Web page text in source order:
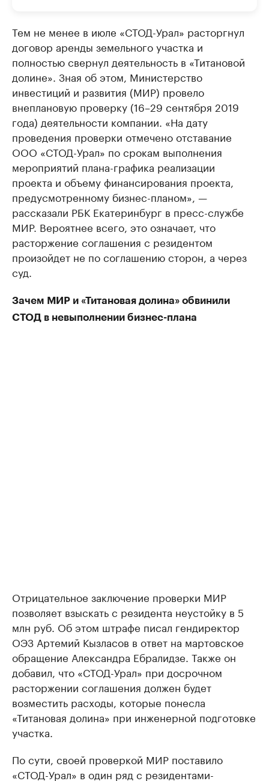
Тем не менее в июле «СТОД-Урал» расторгнул
договор аренды земельного участка и
полностью свернул деятельность в «Титановой
долине». Зная об этом, Министерство
инвестиций и развития (МИР) провело
внеплановую проверку (16–29 сентября 2019
года) деятельности компании. «На дату
проведения проверки отмечено отставание
ООО «СТОД-Урал» по срокам выполнения
мероприятий плана-графика реализации
проекта и объему финансирования проекта,
предусмотренному бизнес-планом», —
рассказали РБК Екатеринбург в пресс-службе
МИР. Вероятнее всего, это означает, что
расторжение соглашения с резидентом
произойдет не по соглашению сторон, а через
суд.
Зачем МИР и «Титановая долина» обвинили
СТОД в невыполнении бизнес-плана
Отрицательное заключение проверки МИР
позволяет взыскать с резидента неустойку в 5
млн руб. Об этом штрафе писал гендиректор
ОЭЗ Артемий Кызласов в ответ на мартовское
обращение Александра Ебралидзе. Также он
добавил, что «СТОД-Урал» при досрочном
расторжении соглашения должен будет
возместить расходы, которые понесла
«Титановая долина» при инженерной подготовке
участка.
По сути, своей проверкой МИР поставило
«СТОД-Урал» в один ряд с резидентами-